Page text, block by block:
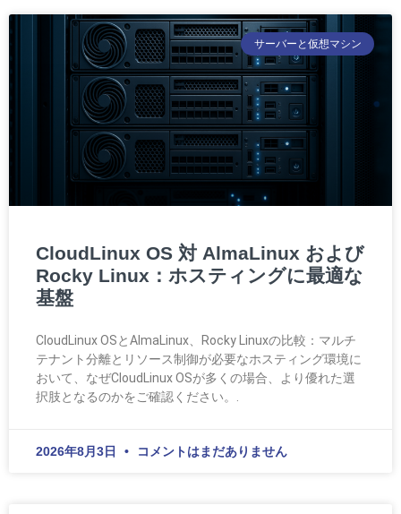
サーバーと仮想マシン
CloudLinux OS 対 AlmaLinux および
Rocky Linux：ホスティングに最適な
基盤
CloudLinux OSとAlmaLinux、Rocky Linuxの比較：マルチ
テナント分離とリソース制御が必要なホスティング環境に
おいて、なぜCloudLinux OSが多くの場合、より優れた選
択肢となるのかをご確認ください。.
2026年8月3日 コメントはまだありません